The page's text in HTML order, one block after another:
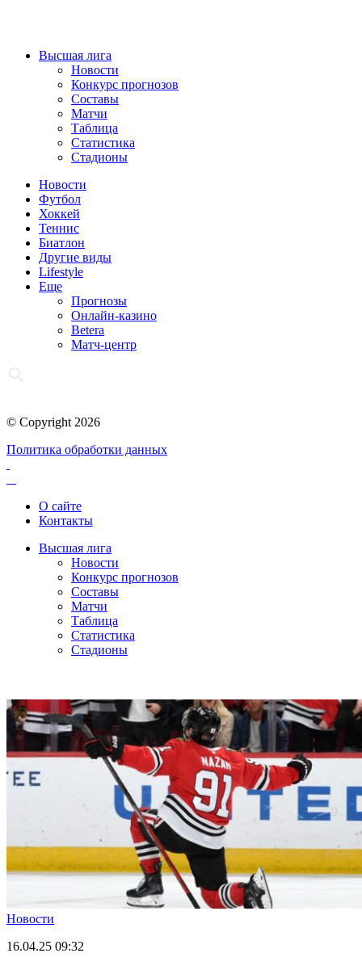
Высшая лига
Новости
Конкурс прогнозов
Составы
Матчи
Таблица
Статистика
Стадионы
Новости
Футбол
Хоккей
Теннис
Биатлон
Другие виды
Lifestyle
Еще
Прогнозы
Онлайн-казино
Betera
Матч-центр
© Copyright 2026
Политика обработки данных
О сайте
Контакты
Высшая лига
Новости
Конкурс прогнозов
Составы
Матчи
Таблица
Статистика
Стадионы
Новости
16.04.25 09:32